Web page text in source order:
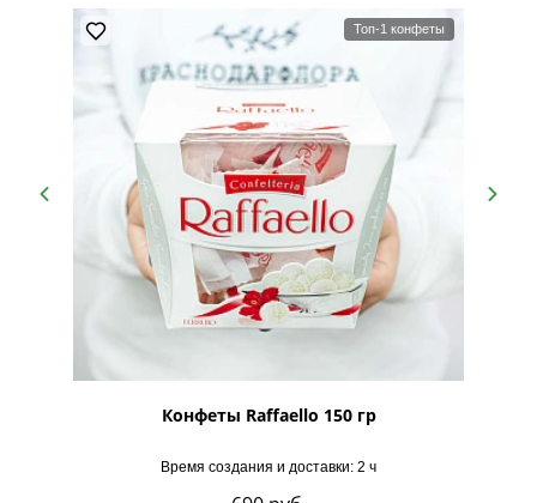
Топ-1 конфеты
Конфеты Raffaello 150 гр
Время создания и доставки: 2 ч